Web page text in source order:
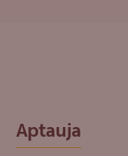
Aptauja